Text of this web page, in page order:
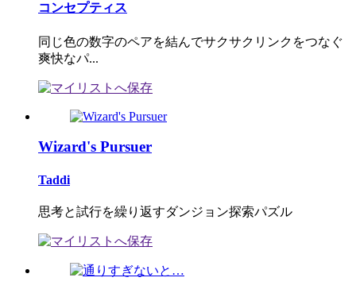
コンセプティス
同じ色の数字のペアを結んでサクサクリンクをつなぐ
爽快なパ...
Wizard's Pursuer
Taddi
思考と試行を繰り返すダンジョン探索パズル